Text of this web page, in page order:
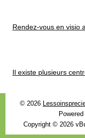
Rendez-vous en visio
Il existe plusieurs
© 2026
Copyright © 2026